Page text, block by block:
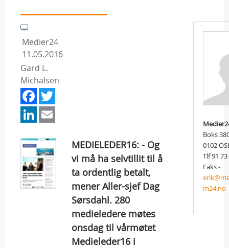
Medier24
11.05.2016
Gard L.
Michalsen
Facebook
LinkedIn
MEDIELEDER16: - Og
vi må ha selvtillit til å
ta ordentlig betalt,
mener Aller-sjef Dag
Sørsdahl. 280
medieledere møtes
onsdag til vårmøtet
Medieleder16 i
Boks
0102
Tlf 91
Faks -
m24.no